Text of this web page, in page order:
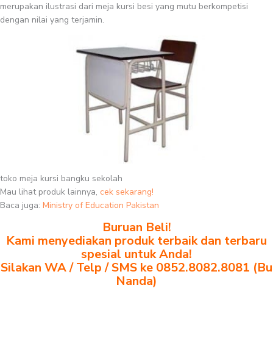
merupakan ilustrasi dari meja kursi besi yang mutu berkompetisi
dengan nilai yang terjamin.
toko meja kursi bangku sekolah
Mau lihat produk lainnya, cek sekarang!
Baca juga: Ministry of Education Pakistan
Buruan Beli!
Kami menyediakan produk terbaik dan terbaru
spesial untuk Anda!
Silakan WA / Telp / SMS ke 0852.8082.8081 (Bu
Nanda)